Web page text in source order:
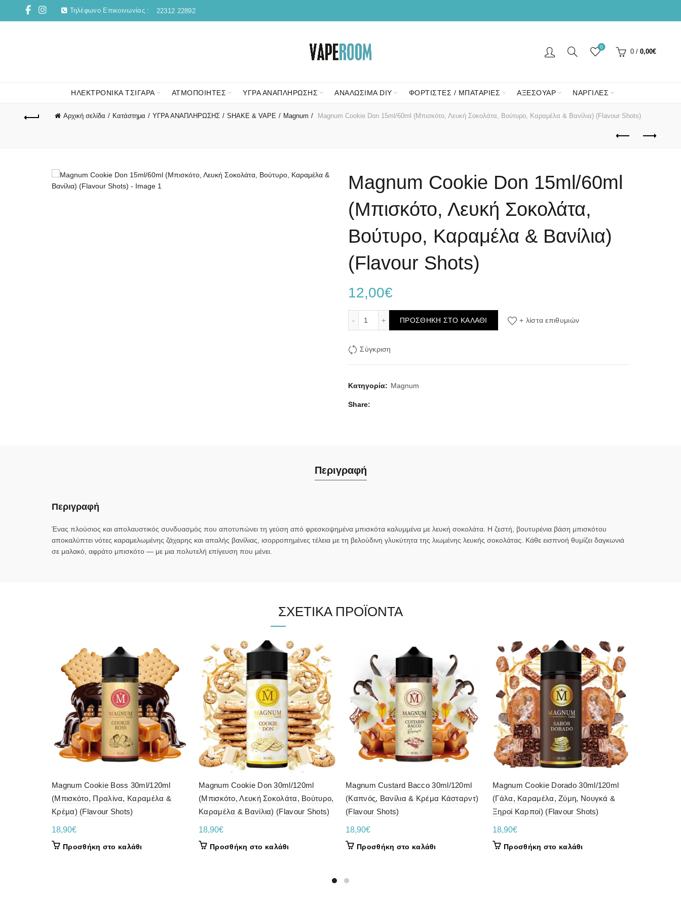
Τηλέφωνο Επικοινωνίας : 22312 22892
0
0 / 0,00€
ΗΛΕΚΤΡΟΝΙΚΑ ΤΣΙΓΑΡΑ ΑΤΜΟΠΟΙΗΤΕΣ ΥΓΡΑ ΑΝΑΠΛΗΡΩΣΗΣ ΑΝΑΛΩΣΙΜΑ DIY ΦΟΡΤΙΣΤΕΣ / ΜΠΑΤΑΡΙΕΣ ΑΞΕΣΟΥΑΡ ΝΑΡΓΙΛΕΣ
Αρχική σελίδα Κατάστημα ΥΓΡΑ ΑΝΑΠΛΗΡΩΣΗΣ SHAKE & VAPE Magnum Magnum Cookie Don 15ml/60ml (Μπισκότο, Λευκή Σοκολάτα, Βούτυρο, Καραμέλα & Βανίλια) (Flavour Shots)
Magnum Cookie Don 15ml/60ml
(Μπισκότο, Λευκή Σοκολάτα,
Βούτυρο, Καραμέλα & Βανίλια)
(Flavour Shots)
12,00€
Magnum Cookie Don 15ml/60ml (Μπισκότο, Λευκή Σοκολάτα, Βούτυρο, Καραμέλα & Βανίλια)
ΠΡΟΣΘΉΚΗ ΣΤΟ ΚΑΛΆΘΙ + λίστα επιθυμιών
Σύγκριση
Κατηγορία: Magnum
Share
Περιγραφή
Περιγραφή
Ένας πλούσιος και απολαυστικός συνδυασμός που αποτυπώνει τη γεύση από φρεσκοψημένα μπισκότα καλυμμένα με λευκή σοκολάτα. Η ζεστή, βουτυρένια βάση μπισκότου
αποκαλύπτει νότες καραμελωμένης ζάχαρης και απαλής βανίλιας, ισορροπημένες τέλεια με τη βελούδινη γλυκύτητα της λιωμένης λευκής σοκολάτας. Κάθε εισπνοή θυμίζει δαγκωνιά
σε μαλακό, αφράτο μπισκότο — με μια πολυτελή επίγευση που μένει.
ΣΧΕΤΙΚΆ ΠΡΟΪΌΝΤΑ
Magnum Cookie Boss 30ml/120ml
(Μπισκότο, Πραλίνα, Καραμέλα &
Κρέμα) (Flavour Shots)
18,90€
Προσθήκη στο καλάθι
Magnum Cookie Don 30ml/120ml
(Μπισκότο, Λευκή Σοκολάτα, Βούτυρο,
Καραμέλα & Βανίλια) (Flavour Shots)
18,90€
Προσθήκη στο καλάθι
Magnum Custard Bacco 30ml/120ml
(Καπνός, Βανίλια & Κρέμα Κάσταρντ)
(Flavour Shots)
18,90€
Προσθήκη στο καλάθι
Magnum Cookie Dorado 30ml/120ml
(Γάλα, Καραμέλα, Ζύμη, Νουγκά &
Ξηροί Καρποί) (Flavour Shots)
18,90€
Προσθήκη στο καλάθι